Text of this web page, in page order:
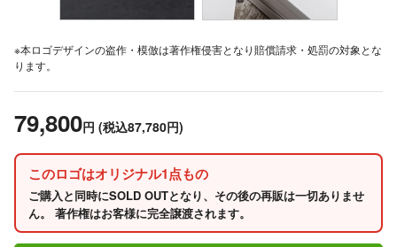
※本ロゴデザインの盗作・模倣は著作権侵害となり賠償請求・処罰の対象とな
ります。
79,800円 (税込87,780円)
このロゴはオリジナル1点もの
ご購入と同時にSOLD OUTとなり、その後の再販は一切ありませ
ん。 著作権はお客様に完全譲渡されます。